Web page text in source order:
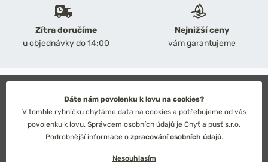
Zítra doručíme
u objednávky do 14:00
Nejnižší ceny
vám garantujeme
Obchodní podmínky
Ochrana osobních údajů
Technické řešení: Simplia s.r.o.
Strategický design: Petr Široký
Dáte nám povolenku k lovu na cookies?
V tomhle rybníčku chytáme data na cookies a potřebujeme od vás
povolenku k lovu. Správcem osobních údajů je Chyť a pusť s.r.o.
Podrobnější informace o zpracování osobních údajů.
Nesouhlasím